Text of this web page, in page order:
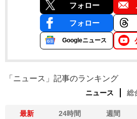
フォロー
フォロー
Googleニュース
「ニュース」記事のランキング
ニュース 総
最新 24時間 週間